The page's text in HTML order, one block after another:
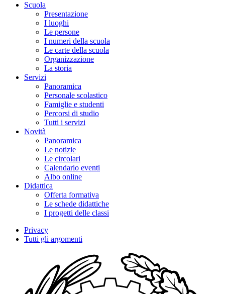
Scuola
Presentazione
I luoghi
Le persone
I numeri della scuola
Le carte della scuola
Organizzazione
La storia
Servizi
Panoramica
Personale scolastico
Famiglie e studenti
Percorsi di studio
Tutti i servizi
Novità
Panoramica
Le notizie
Le circolari
Calendario eventi
Albo online
Didattica
Offerta formativa
Le schede didattiche
I progetti delle classi
Privacy
Tutti gli argomenti